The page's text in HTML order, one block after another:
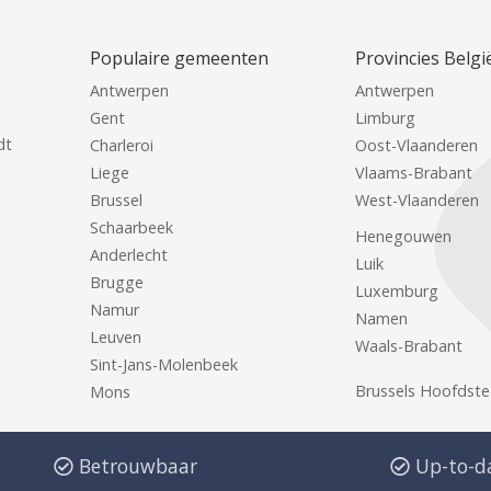
Populaire gemeenten
Antwerpen
Gent
Charleroi
Liege
Brussel
Schaarbeek
Anderlecht
Brugge
Namur
Leuven
Sint-Jans-Molenbeek
Mons
Provincies
Antwerpen
Limburg
Oost-Vlaanderen
Vlaams-Brabant
West-Vlaanderen
Henegouwen
Luik
Luxemburg
Namen
Waals-Brabant
Brussels
Betrouwbaar Up-to-